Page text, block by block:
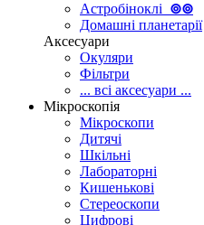
Астробіноклі ⊚⊚
Домашні планетарії
Аксесуари
Окуляри
Фільтри
... всі аксесуари ...
Мікроскопія
Мікроскопи
Дитячі
Шкільні
Лабораторні
Кишенькові
Стереоскопи
Цифрові